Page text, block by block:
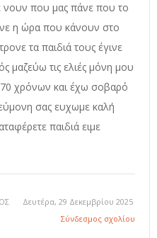
νουν που μας πάνε που το
η ώρα που κάνουν στο
τα παιδιά τους έγινε
μαζεύω τις ελιές μόνη μου
χρόνων και έχω σοβαρό
σας ευχωμε καλή
παιδιά ειμε
Δευτέρα, 29 Δεκεμβρίου 2025
Σύνδεσμος σχολίου